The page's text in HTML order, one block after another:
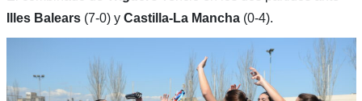
Illes Balears (7-0) y Castilla-La Mancha(0-4).